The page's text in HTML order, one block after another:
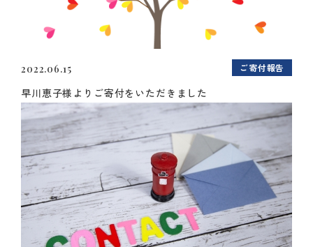
2022.06.15 ご寄付報告
早川恵子様よりご寄付をいただきました